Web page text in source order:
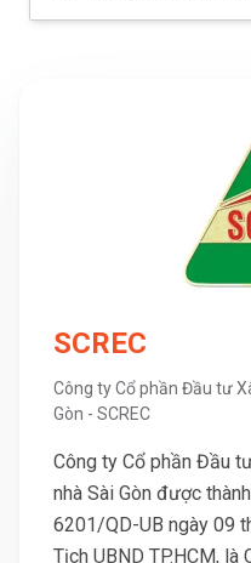
SCREC
Công ty Cổ phần Đầu tư
Gòn - SCREC
Công ty Cổ phần Đầu
nhà Sài Gòn được
6201/QD-UB ngày 09
Tịch UBND TP.HCM, là